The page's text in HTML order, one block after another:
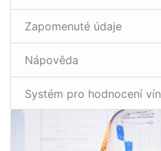
Zapomenuté údaje
Nápověda
Systém pro hodnocení vín